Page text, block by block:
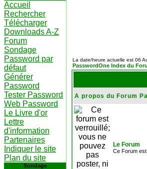
Accueil
Rechercher
Télécharger
Downloads A-Z
Forum
Sondage
Password par
défaut
Générer
Password
Tester Password
Web Password
Le Livre d'or
Lettre
d'information
Partenaires
Indiquer le site
Plan du site
Sondage
La date/heure actuelle est 06
PasswordOne Index du
A propos du Forum
Le Forum
Ce Forum